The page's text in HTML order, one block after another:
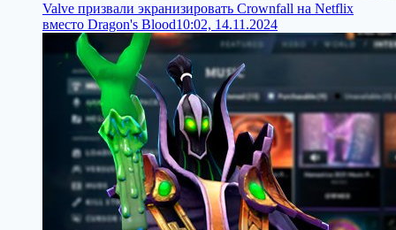
Valve призвали экранизировать Crownfall на Netflix
вместо Dragon's Blood10:02, 14.11.2024